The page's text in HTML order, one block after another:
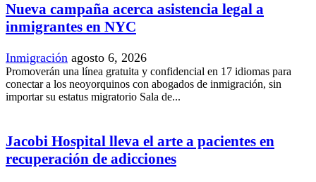
Nueva campaña acerca asistencia legal a
inmigrantes en NYC
Inmigración agosto 6, 2026
Promoverán una línea gratuita y confidencial en 17 idiomas para
conectar a los neoyorquinos con abogados de inmigración, sin
importar su estatus migratorio Sala de...
Jacobi Hospital lleva el arte a pacientes en
recuperación de adicciones